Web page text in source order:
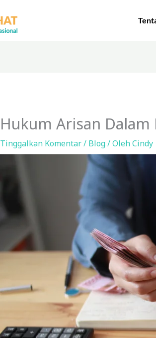
Hukum Arisan
Tinggalkan Komentar/ Blog/ OlehCindy